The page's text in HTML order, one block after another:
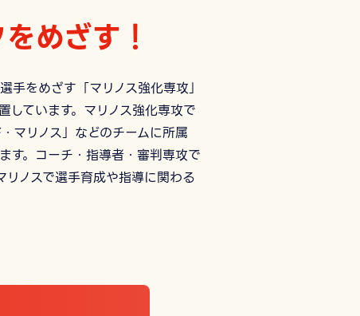
めざす！
手をめざす「マリノス強化専攻」
しています。マリノス強化専攻で
マリノス」などのチームに所属
す。コーチ・指導者・審判専攻で
ノスで選手育成や指導に関わる